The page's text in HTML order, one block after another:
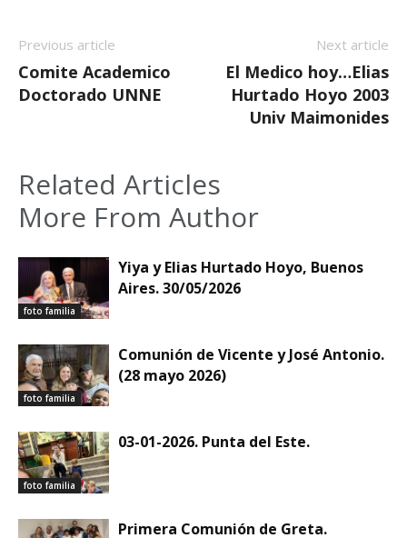
Previous article
Comite Academico
Doctorado UNNE
Next article
El Medico hoy…Elias
Hurtado Hoyo 2003
Univ Maimonides
Related Articles
More From Author
foto familia
Yiya y Elias Hurtado Hoyo, Buenos
Aires. 30/05/2026
foto familia
Comunión de Vicente y José Antonio.
(28 mayo 2026)
foto familia
03-01-2026. Punta del Este.
Primera Comunión de Greta.